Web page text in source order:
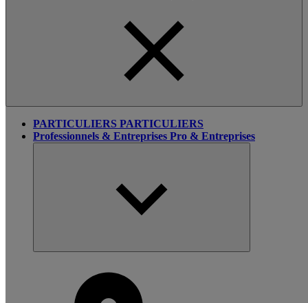
PARTICULIERS PARTICULIERS
Professionnels & Entreprises Pro & Entreprises